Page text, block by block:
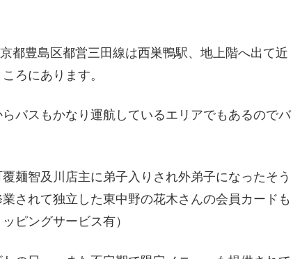
都豊島区都営三田線は西巣鴨駅、地上階へ出て近
ろにあります。
バスもかなり運航しているエリアでもあるのでバ
麺智及川店主に弟子入りされ外弟子になったそう
されて独立した東中野の花木さんの会員カードも
ピングサービス有）